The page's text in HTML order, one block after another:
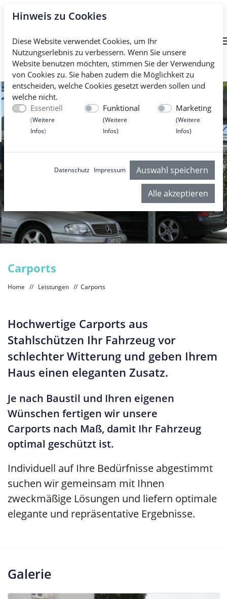
Carports
Home // Leistungen // Carports
Hochwertige Carports aus
Stahlschützen Ihr Fahrzeug vor
schlechter Witterung und geben Ihrem
Haus einen eleganten Zusatz.
Je nach Baustil und Ihren eigenen
Wünschen fertigen wir unsere
Carports nach Maß, damit Ihr Fahrzeug
optimal geschützt ist.
Individuell auf Ihre Bedürfnisse abgestimmt
suchen wir gemeinsam mit Ihnen
zweckmäßige Lösungen und liefern optimale
elegante und repräsentative Ergebnisse.
Galerie
Hinweis zu Cookies
Diese Website verwendet Cookies, um Ihr
Nutzungserlebnis zu verbessern. Wenn Sie unsere
Website benutzen möchten, stimmen Sie der Verwendung
von Cookies zu. Sie haben zudem die Möglichkeit zu
entscheiden, welche Cookies gesetzt werden sollen und
welche nicht.
Essentiell
(Weitere
Infos)
Funktional
(Weitere
Infos)
Marketing
(Weitere
Infos)
Datenschutz Impressum Auswahl speichern
Alle akzeptieren